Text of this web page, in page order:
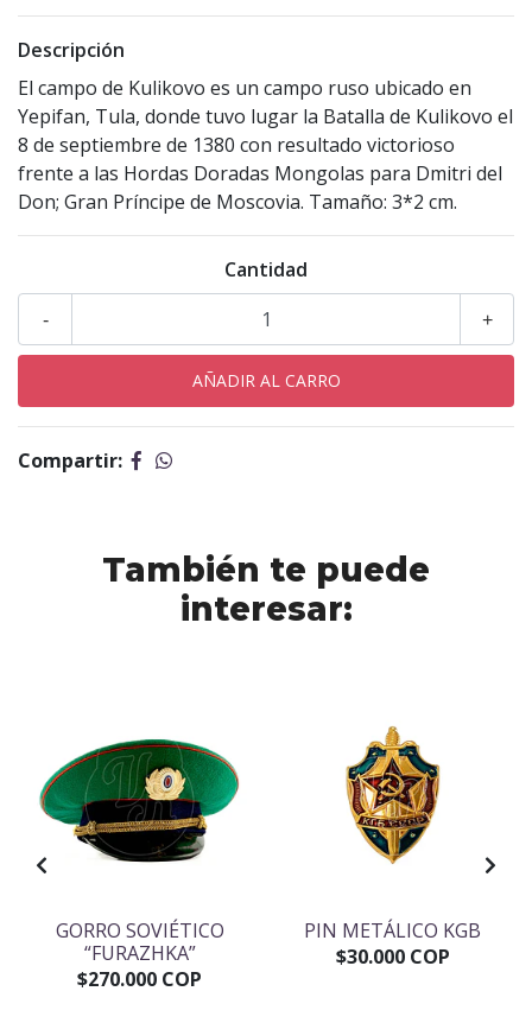
Descripción
El campo de Kulikovo es un campo ruso ubicado en
Yepifan, Tula, donde tuvo lugar la Batalla de Kulikovo el
8 de septiembre de 1380 con resultado victorioso
frente a las Hordas Doradas Mongolas para Dmitri del
Don; Gran Príncipe de Moscovia. Tamaño: 3*2 cm.
Cantidad
+
-
Compartir:
También te puede
interesar:
GORRO SOVIÉTICO
“FURAZHKA”
$270.000 COP
PIN METÁLICO KGB
$30.000 COP